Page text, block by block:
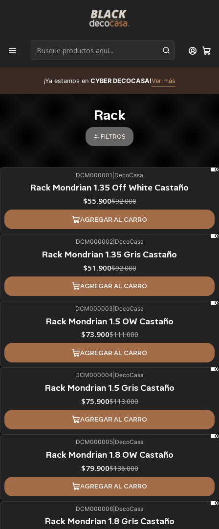
¡Ya estamos en CYBER DECOCASA!Ver más
Rack
FILTROS
DCM000001 DecoCasa
Rack Mondrian 1.35 Off White Castaño
$55.900$92.000
AGREGAR AL CARRO
DCM000002| DecoCasa
Rack Mondrian 1.35 Gris Castaño
$51.900$92.000
AGREGAR AL CARRO
DCM000003 DecoCasa
Rack Mondrian 1.5 OW Castaño
$73.900$111.000
AGREGAR AL CARRO
DCM000004 DecoCasa
Rack Mondrian 1.5 Gris Castaño
$75.900$113.000
AGREGAR AL CARRO
DCM000005| DecoCasa
Rack Mondrian 1.8 OW Castaño
$79.900$136.000
AGREGAR AL CARRO
DCM000006| DecoCasa
Rack Mondrian 1.8 Gris Castaño